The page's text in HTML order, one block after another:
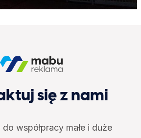
się z nami
współpracy małe i duże